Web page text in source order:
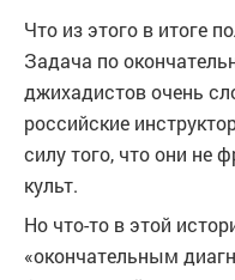
Что из этого в итоге
Задача по
джихадистов очень
российские
силу того, что они не
культ.
Но что-то в этой
«окончательным